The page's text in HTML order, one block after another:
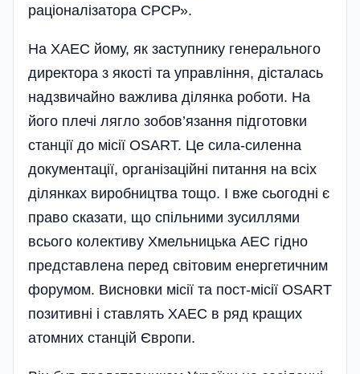
раціоналізатора СРСР».
На ХАЕС йому, як заступнику генерального
директора з якості та управління, дісталась
надзвичайно важлива ділянка роботи. На
його плечі лягло зобов’язання підготовки
станції до місії OSART. Це сила-силенна
документації, організаційні питання на всіх
ділянках виробництва тощо. І вже сьогодні є
право сказати, що спільними зусиллями
всього колективу Хмельницька АЕС гідно
представлена перед світовим енергетичним
форумом. Висновки місії та пост-місії OSART
позитивні і ставлять ХАЕС в ряд кращих
атомних станцій Європи.